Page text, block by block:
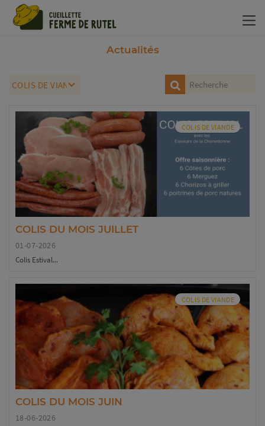
Actualités
COLIS DE VIANDE
COLIS DU MOIS JUILLET
01-07-2026
Colis Estival...
COLIS DE VIANDE
COLIS DU MOIS JUIN
18-06-2026
Panneau de gestion des cookies